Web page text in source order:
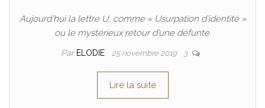
Aujourd’hui la lettre U, comme « Usurpation d’identité »
ou le mystérieux retour d’une défunte.
Par ELODIE 25 novembre 2019 3
Lire la suite